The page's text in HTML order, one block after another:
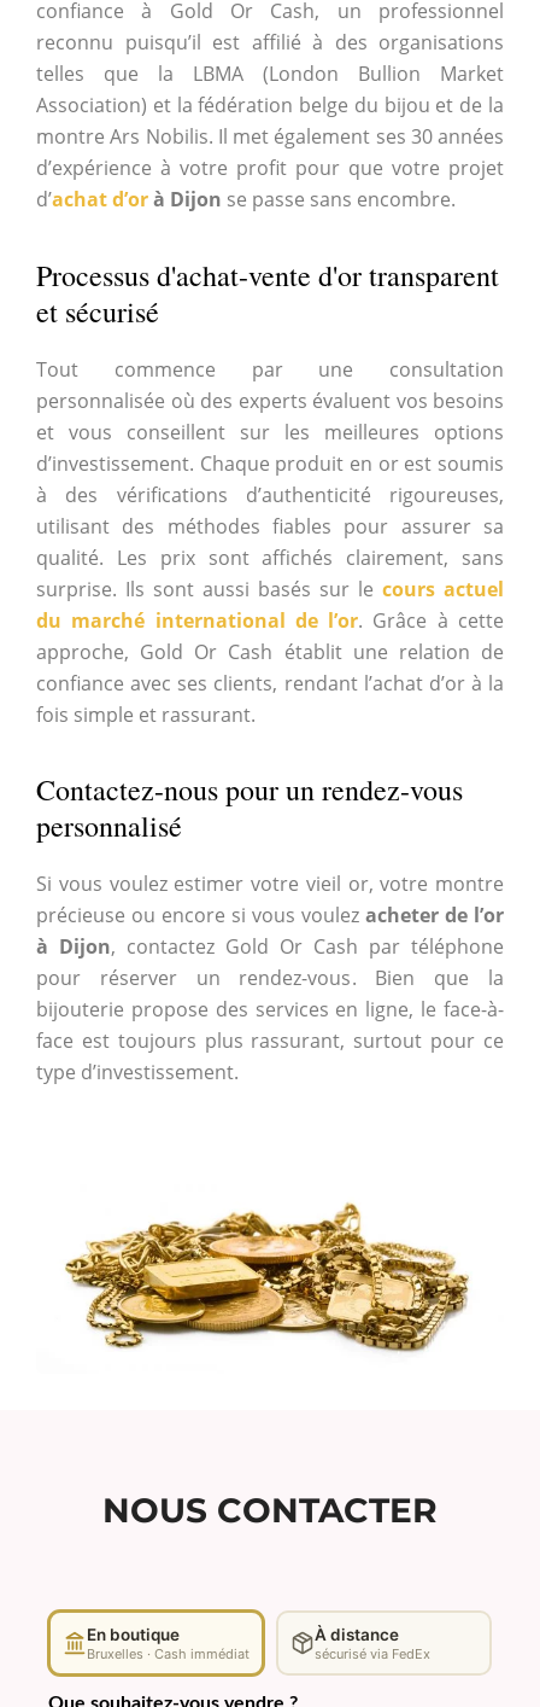
confiance à Gold Or Cash, un professionnel
reconnu puisqu’il est affilié à des organisations
telles que la LBMA (London Bullion Market
Association) et la fédération belge du bijou et de la
montre Ars Nobilis. Il met également ses 30 années
d’expérience à votre profit pour que votre projet
d’achat d’orà Dijon se passe sans encombre.
Processus d'achat-vente d'or transparent
et sécurisé
Tout commence par une consultation
personnalisée où des experts évaluent vos besoins
et vous conseillent sur les meilleures options
d’investissement. Chaque produit en or est soumis
à des vérifications d’authenticité rigoureuses,
utilisant des méthodes fiables pour assurer sa
qualité. Les prix sont affichés clairement, sans
surprise. Ils sont aussi basés sur le cours actuel
du marché international de l’or. Grâce à cette
approche, Gold Or Cash établit une relation de
confiance avec ses clients, rendant l’achat d’or à la
fois simple et rassurant.
Contactez-nous pour un rendez-vous
personnalisé
Si vous voulez estimer votre vieil or, votre montre
précieuse ou encore si vous voulez acheter de l’or
à Dijon, contactez Gold Or Cash par téléphone
pour réserver un rendez-vous. Bien que la
bijouterie propose des services en ligne, le face-à-
face est toujours plus rassurant, surtout pour ce
type d’investissement.
NOUS CONTACTER
En boutique
Bruxelles · Cash immédiat
À distance
sécurisé via FedEx